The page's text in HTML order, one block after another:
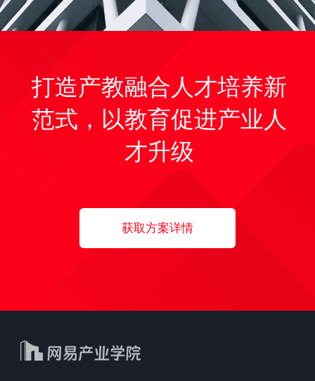
打造产教融合人才培养新
范式，以教育促进产业人
才升级
获取方案详情